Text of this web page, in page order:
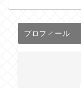
プロフィール